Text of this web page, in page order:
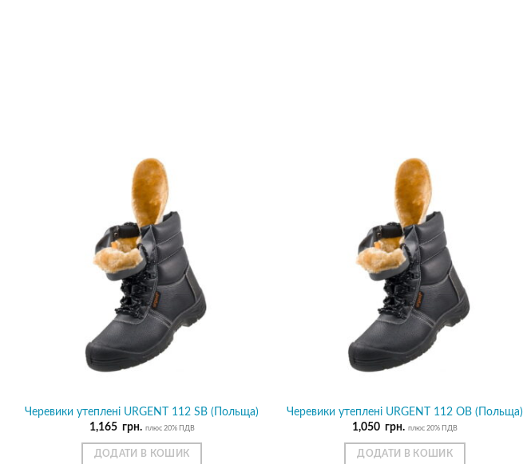
Черевики утеплені URGENT 112 SB (Польща)
1,165 грн. плюс 20% ПДВ
ДОДАТИ В КОШИК
Черевики утеплені URGENT 112 OB (Польща)
1,050 грн. плюс 20% ПДВ
ДОДАТИ В КОШИК